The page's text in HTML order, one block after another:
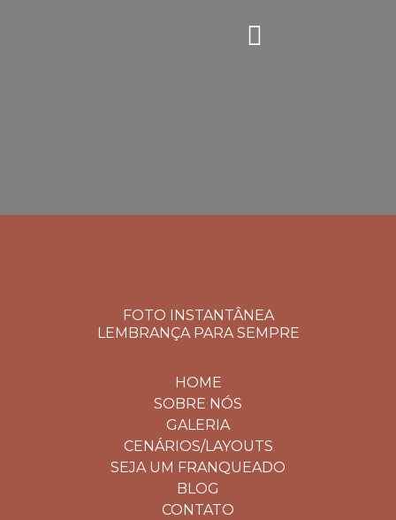
FOTO INSTANTÂNEA
LEMBRANÇA PARA SEMPRE
HOME
SOBRE NÓS
GALERIA
CENÁRIOS/LAYOUTS
SEJA UM FRANQUEADO
BLOG
CONTATO